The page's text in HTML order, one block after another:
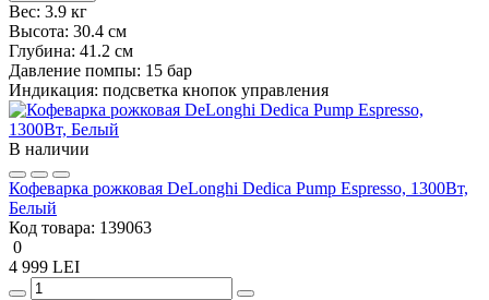
Вес: 3.9 кг
Высота: 30.4 см
Глубина: 41.2 см
Давление помпы: 15 бар
Индикация: подсветка кнопок управления
В наличии
Кофеварка рожковая DeLonghi Dedica Pump Espresso, 1300Вт,
Белый
Код товара: 139063
0
4 999 LEI